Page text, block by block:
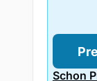
Schon